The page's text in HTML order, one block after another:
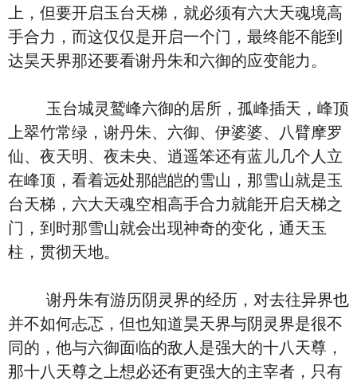
上，但要开启玉台天梯，就必须有六大天魂境高
手合力，而这仅仅是开启一个门，最终能不能到
达昊天界那还要看谢丹朱和六御的应变能力。
玉台城灵鹫峰六御的居所，孤峰插天，峰顶
上翠竹常绿，谢丹朱、六御、伊婆婆、八臂摩罗
仙、夜天明、夜未央、逍遥笨还有蓝儿几个人立
在峰顶，看着远处那皑皑的雪山，那雪山就是玉
台天梯，六大天魂空相高手合力就能开启天梯之
门，到时那雪山就会出现神奇的变化，通天玉
柱，贯彻天地。
谢丹朱有游历阴灵界的经历，对去往异界也
并不如何忐忑，但也知道昊天界与阴灵界是很不
同的，他与六御面临的敌人是强大的十八天尊，
那十八天尊之上想必还有更强大的主宰者，只有